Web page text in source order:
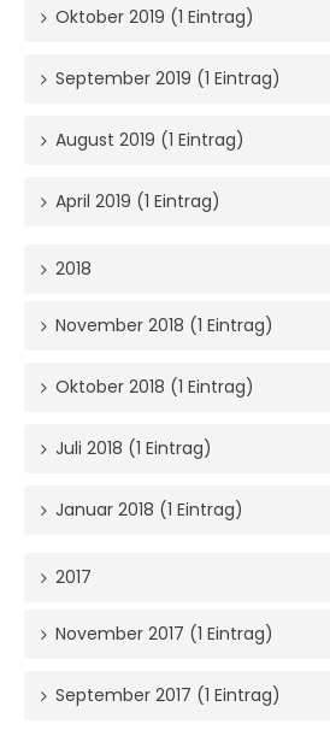
Oktober 2019 (1 Eintrag)
September 2019 (1 Eintrag)
August 2019 (1 Eintrag)
April 2019 (1 Eintrag)
2018
November 2018 (1 Eintrag)
Oktober 2018 (1 Eintrag)
Juli 2018 (1 Eintrag)
Januar 2018 (1 Eintrag)
2017
November 2017 (1 Eintrag)
September 2017 (1 Eintrag)